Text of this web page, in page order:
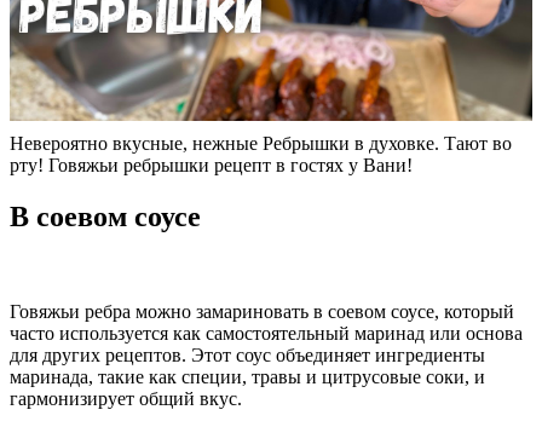
Невероятно вкусные, нежные Ребрышки в духовке. Тают во
рту! Говяжьи ребрышки рецепт в гостях у Вани!
В соевом соусе
Говяжьи ребра можно замариновать в соевом соусе, который
часто используется как самостоятельный маринад или основа
для других рецептов. Этот соус объединяет ингредиенты
маринада, такие как специи, травы и цитрусовые соки, и
гармонизирует общий вкус.